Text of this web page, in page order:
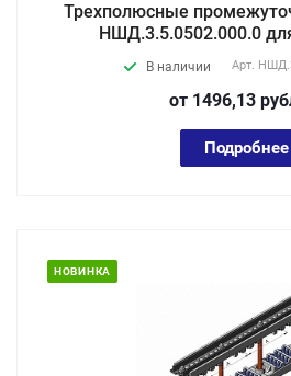
Трехполюсные
НШД.3.5.0502.000.0
В наличии Арт.
от 1496,13 руб
Подробнее
НОВИНКА